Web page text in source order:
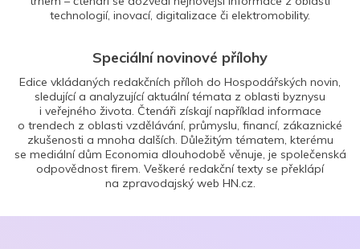
technologií, inovací, digitalizace či elektromobility.
Speciální novinové přílohy
Edice vkládaných redakčních příloh do Hospodářských novin,
sledující a analyzující aktuální témata z oblasti byznysu
i veřejného života. Čtenáři získají například informace
o trendech z oblasti vzdělávání, průmyslu, financí, zákaznické
zkušenosti a mnoha dalších. Důležitým tématem, kterému
se mediální dům Economia dlouhodobě věnuje, je společenská
odpovědnost firem. Veškeré redakční texty se překlápí
na zpravodajský web HN.cz.